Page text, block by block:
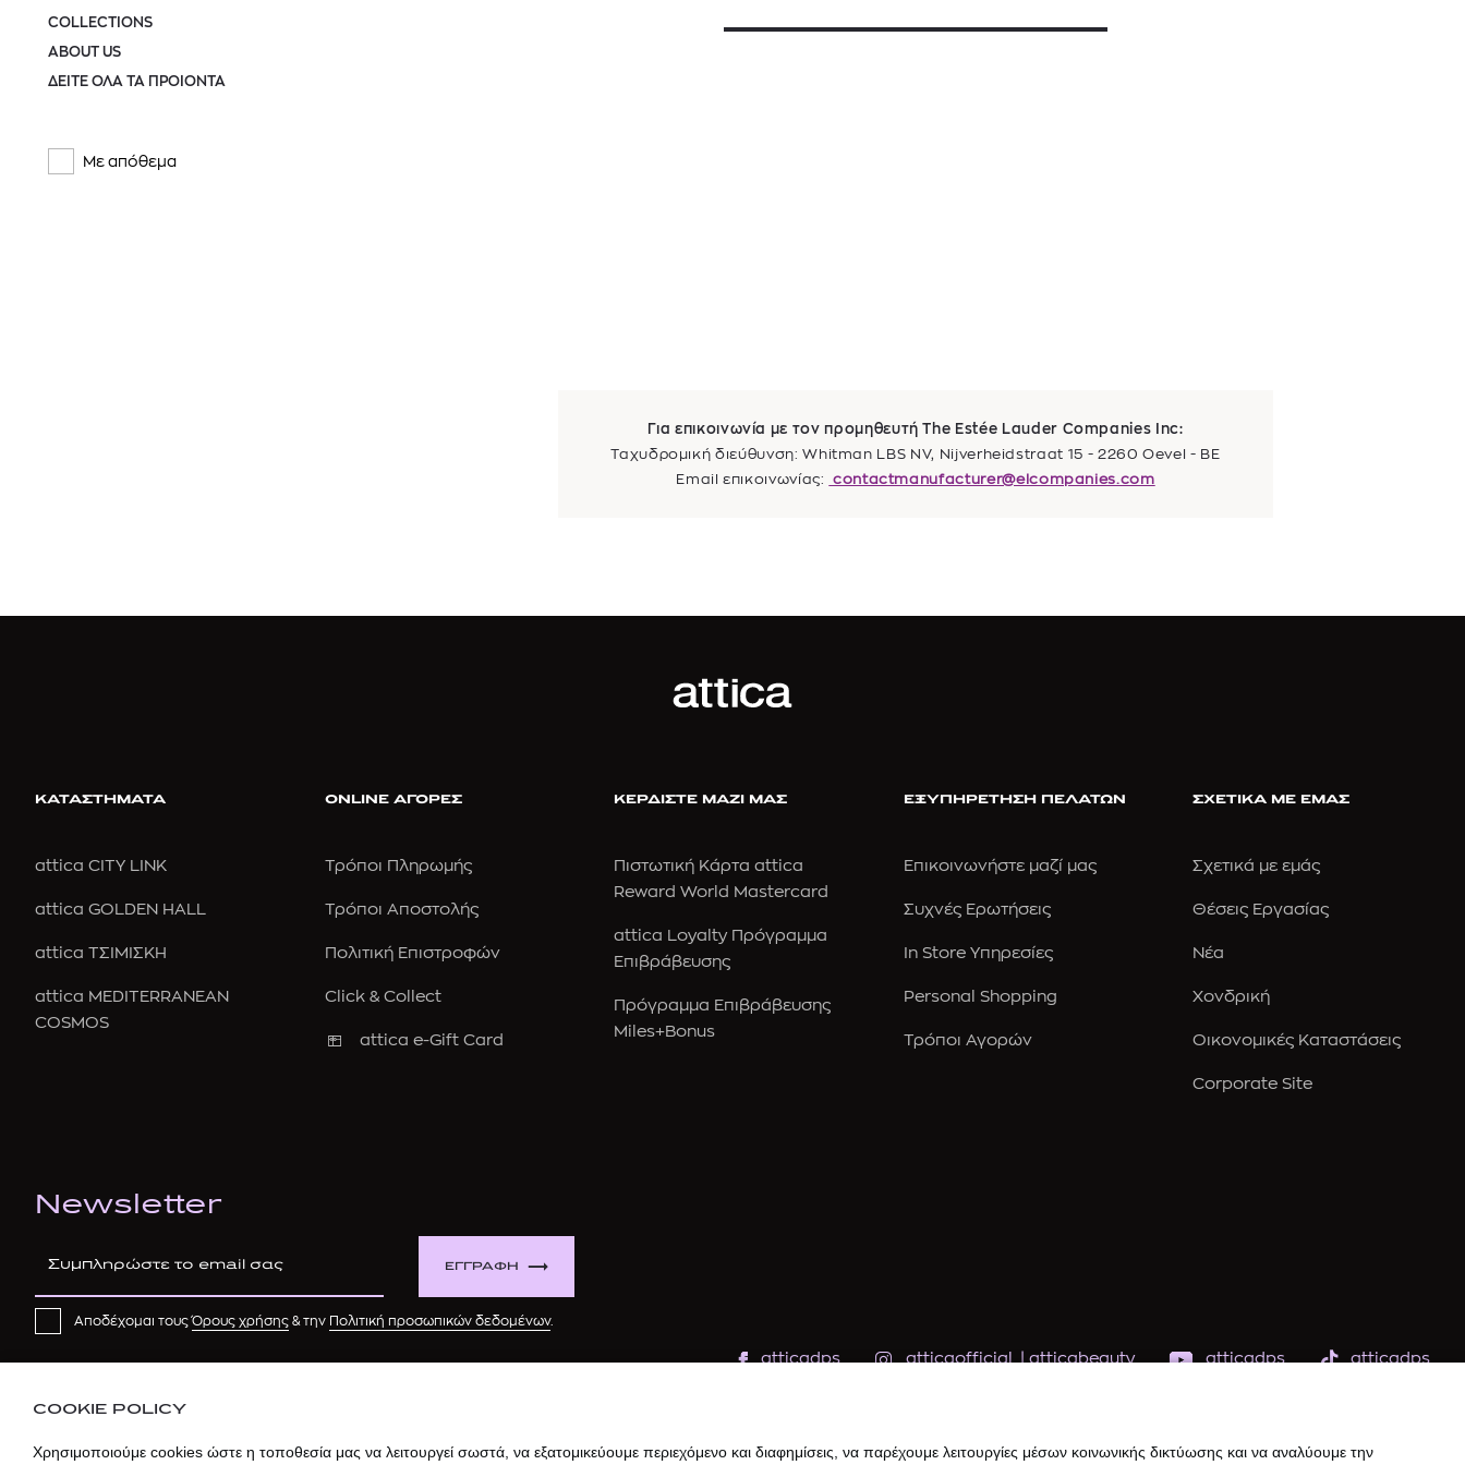
COLLECTIONS
ABOUT US
ΔΕΙΤΕ ΟΛΑ ΤΑ ΠΡΟΊΌΝΤΑ
Με απόθεμα
Για επικοινωνία με τον προμηθευτή The Estée Lauder Companies Inc:
Ταχυδρομική διεύθυνση: Whitman LBS NV, Nijverheidstraat 15 - 2260 Oevel - BE
Email επικοινωνίας:
contactmanufacturer@elcompanies.com
ΚΑΤΑΣΤΗΜΑΤΑ
attica CITY LINK
attica GOLDEN HALL
attica ΤΣΙΜΙΣΚΗ
attica MEDITERRANEAN
COSMOS
ONLINE ΑΓΟΡΕΣ
Τρόποι Πληρωμής
Τρόποι Αποστολής
Πολιτική Επιστροφών
Click & Collect
attica e-Gift Card
ΚΕΡΔΙΣΤΕ ΜΑΖΙ ΜΑΣ
Πιστωτική Κάρτα attica
Reward World Mastercard
attica Loyalty Πρόγραμμα
Επιβράβευσης
Πρόγραμμα Επιβράβευσης
Miles+Bonus
ΕΞΥΠΗΡΕΤΗΣΗ ΠΕΛΑΤΩΝ
Επικοινωνήστε μαζί μας
Συχνές Ερωτήσεις
In Store Υπηρεσίες
Personal Shopping
Τρόποι Αγορών
ΣΧΕΤΙΚΑ ΜΕ ΕΜΑΣ
Σχετικά με εμάς
Θέσεις Εργασίας
Νέα
Χονδρική
Οικονομικές Καταστάσεις
Corporate Site
Newsletter
ΕΓΓΡΑΦΗ
Αποδέχομαι τουςΌρους χρήσης & την Πολιτική προσωπικών δεδομένων.
atticadps atticaofficial |atticabeauty atticadps atticadps
COOKIE POLICY
Χρησιμοποιούμε cookies ώστε η τοποθεσία μας να λειτουργεί σωστά, να εξατομικεύουμε περιεχόμενο και διαφημίσεις, να παρέχουμε λειτουργίες μέσων κοινωνικής δικτύωσης και να αναλύουμε την